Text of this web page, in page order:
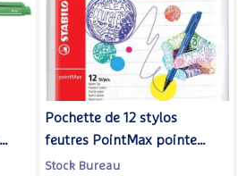
Pochette de 12 stylos
feutres PointMax pointe
moyenne 0,8 mm assortis -
Stock Bureau